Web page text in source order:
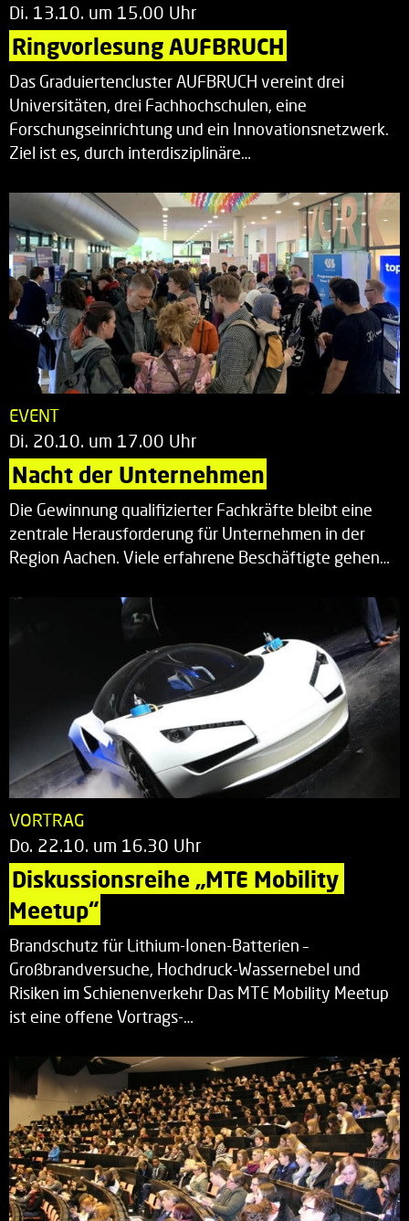
Di. 13.10. um 15.00 Uhr
Ringvorlesung AUFBRUCH
Das Graduiertencluster AUFBRUCH vereint drei
Universitäten, drei Fachhochschulen, eine
Forschungseinrichtung und ein Innovationsnetzwerk.
Ziel ist es, durch interdisziplinäre…
EVENT
Di. 20.10. um 17.00 Uhr
Nacht der Unternehmen
Die Gewinnung qualifizierter Fachkräfte bleibt eine
zentrale Herausforderung für Unternehmen in der
Region Aachen. Viele erfahrene Beschäftigte gehen…
VORTRAG
Do. 22.10. um 16.30 Uhr
Diskussionsreihe „MTE Mobility
Meetup“
Brandschutz für Lithium-Ionen-Batterien –
Großbrandversuche, Hochdruck-Wassernebel und
Risiken im Schienenverkehr Das MTE Mobility Meetup
ist eine offene Vortrags-…